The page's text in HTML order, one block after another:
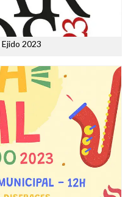
Ejido 2023